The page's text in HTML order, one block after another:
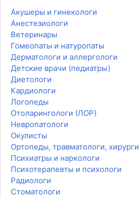
Акушеры и гинекологи
Анестезиологи
Ветеринары
Гомеопаты и натуропаты
Дерматологи и аллергологи
Детские врачи (педиатры)
Диетологи
Кардиологи
Логопеды
Отоларингологи (ЛОР)
Невропатологи
Окулисты
Ортопеды, травматологи, хирурги
Психиатры и наркологи
Психотерапевты и психологи
Радиологи
Стоматологи